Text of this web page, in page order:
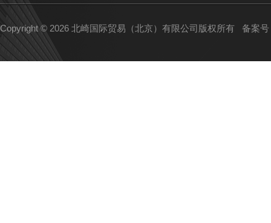
Copyright © 2026 北崎国际贸易（北京）有限公司版权所有 备案号